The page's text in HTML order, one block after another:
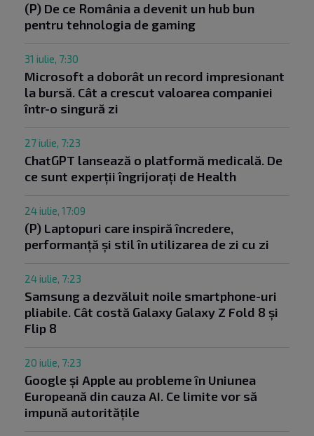
(P) De ce România a devenit un hub bun
pentru tehnologia de gaming
31 iulie, 7:30
Microsoft a doborât un record impresionant
la bursă. Cât a crescut valoarea companiei
într-o singură zi
27 iulie, 7:23
ChatGPT lansează o platformă medicală. De
ce sunt experții îngrijorați de Health
24 iulie, 17:09
(P) Laptopuri care inspiră încredere,
performanță și stil în utilizarea de zi cu zi
24 iulie, 7:23
Samsung a dezvăluit noile smartphone-uri
pliabile. Cât costă Galaxy Galaxy Z Fold 8 și
Flip 8
20 iulie, 7:23
Google și Apple au probleme în Uniunea
Europeană din cauza AI. Ce limite vor să
impună autoritățile